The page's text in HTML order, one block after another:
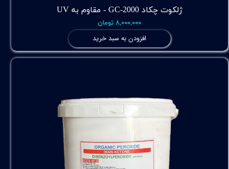
ژلکوت چکاد GC-2000 - مقاوم به UV
۸,۰۰۰,۰۰۰ تومان
افزودن به سبد خرید